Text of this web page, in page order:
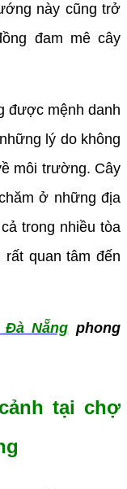
này cũng trở
đam mê cây
được mệnh danh
lý do không
môi trường. Cây
ở những địa
trong nhiều tòa
rất quan tâm đến
Đà Nẵng phong
tại chợ